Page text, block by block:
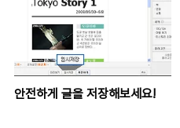
안전하게 글을 저장해보세요!